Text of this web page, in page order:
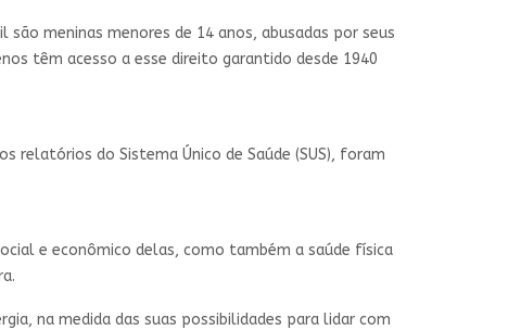
meninas menores de 14 anos, abusadas por seus
têm acesso a esse direito garantido desde 1940
relatórios do Sistema Único de Saúde (SUS), foram
e econômico delas, como também a saúde física
na medida das suas possibilidades para lidar com